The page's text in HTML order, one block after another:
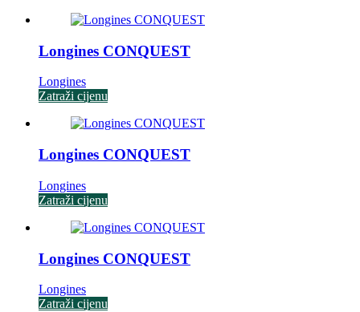
Longines CONQUEST
Longines
Zatraži cijenu
Longines CONQUEST
Longines
Zatraži cijenu
Longines CONQUEST
Longines
Zatraži cijenu